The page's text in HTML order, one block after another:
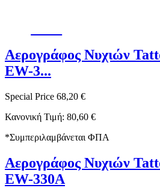
Αερογράφος Νυχιών
EW-3...
Special Price 68,20 €
Κανονική Τιμή: 80,60 €
*Συμπεριλαμβάνεται ΦΠΑ
Αερογράφος Νυχιών
EW-330A